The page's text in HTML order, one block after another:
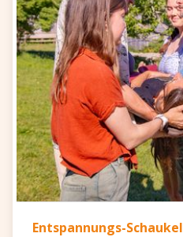
Entspannungs-Schaukel